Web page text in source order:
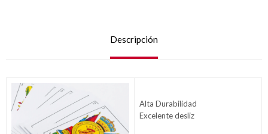
Descripción
Alta Durabilidad
Excelente desliz